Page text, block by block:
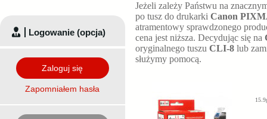
Jeżeli zależy Państwu na
po tusz do drukarki Canon
atramentowy sprawdzonego
cena jest niższa. Decydując się na
oryginalnego tuszu CLI-8 lub
służymy pomocą.
Logowanie (opcja)
Zaloguj się
Zapomniałem hasła